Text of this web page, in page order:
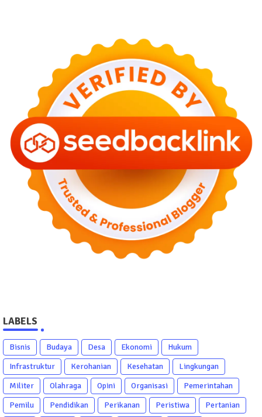
LABELS
Bisnis Budaya Desa Ekonomi
Hukum
Infrastruktur
Kerohanian Kesehatan
Lingkungan
Militer
Olahraga Opini Organisasi
Pemerintahan
Pemilu
Pendidikan Perikanan Peristiwa Pertanian